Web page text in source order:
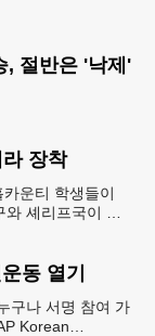
, 절반은 '낙제'
장착
운티 학생들이
셰리프국이 학
동 열기
구나 서명 참여 가
Korean